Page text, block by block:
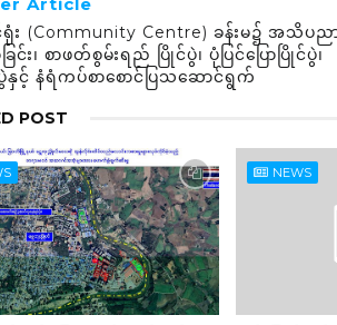
ရုံး (Community Centre) ခန်းမ၌ အသိပည
ြင်း၊ စာဖတ်စွမ်းရည် ပြိုင်ပွဲ၊ ပုံပြင်ပြောပြိုင်ပွဲ၊
နှင့် နံရံကပ်စာစောင်ပြသဆောင်ရွက်
POST
NEWS